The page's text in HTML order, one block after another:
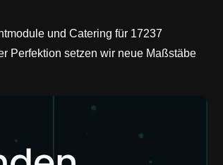
und Catering für 17237
Perfektion setzen wir neue Maßstäbe